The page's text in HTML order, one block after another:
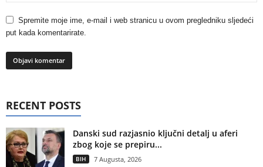
Spremite moje ime, e-mail i web stranicu u ovom pregledniku sljedeći
put kada komentarirate.
RECENT POSTS
Danski sud razjasnio ključni detalj u aferi
zbog koje se prepiru...
BIH 7 Augusta, 2026